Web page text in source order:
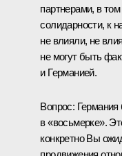
партнерами, в
солидарности, к
не влияли, не
не могут быть
и Германией.
Вопрос:
в «восьмерке».
конкретно Вы